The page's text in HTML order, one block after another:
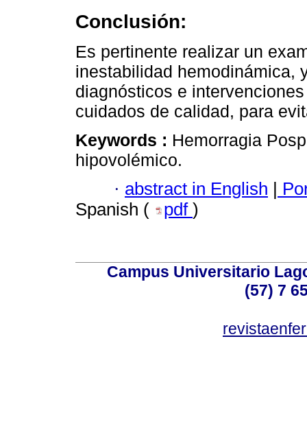
Conclusión:
Es pertinente realizar un
inestabilidad hemodinámica,
diagnósticos e
cuidados de calidad, para
Keywords : Hemorragia
hipovolémico.
· abstract in English
Spanish (
pdf )
Campus Universitario
(57) 7